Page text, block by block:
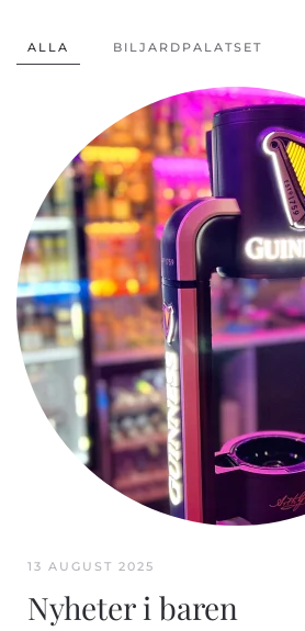
ALLA BILJARDPALATSET
13 AUGUST 2025
Nyheter i baren